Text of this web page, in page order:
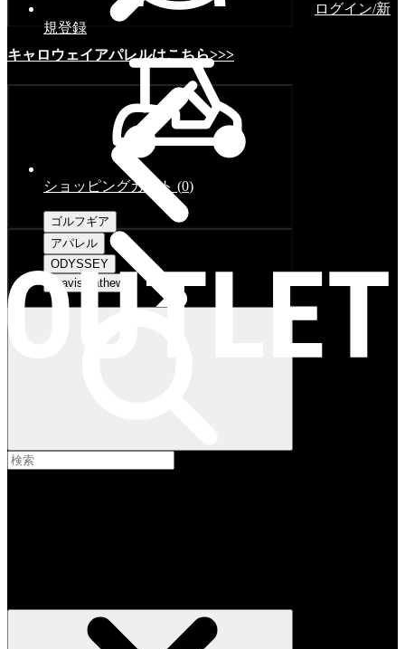
キャロウェイアパレルはこちら>>>
ログイン/新
規登録
ショッピングカート (0)
ゴルフギア
アパレル
ODYSSEY
Travismathew